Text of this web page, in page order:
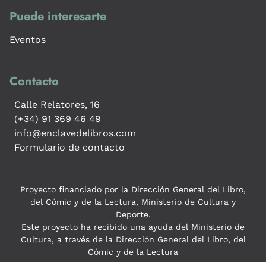
Puede interesarte
Eventos
Contacto
Calle Relatores, 16
(+34) 91 369 46 49
info@enclavedelibros.com
Formulario de contacto
Proyecto financiado por la Dirección General del Libro,
del Cómic y de la Lectura, Ministerio de Cultura y
Deporte.
Este proyecto ha recibido una ayuda del Ministerio de
Cultura, a través de la Dirección General del Libro, del
Cómic y de la Lectura